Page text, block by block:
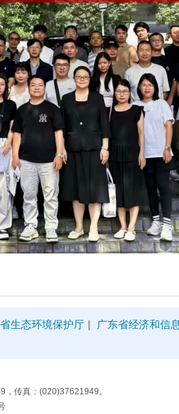
生态环境保护厅 | 广东省经济和信
传真：(020)37621949。